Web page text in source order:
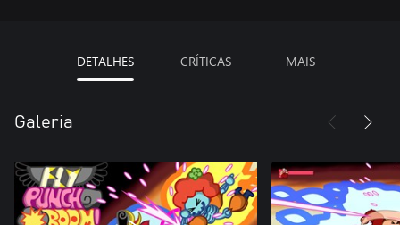
DETALHES CRÍTICAS MAIS
Galeria